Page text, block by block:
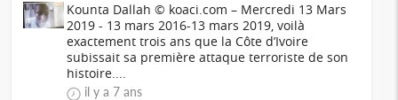
Kounta Dallah © koaci.com – Mercredi 13 Mars
2019 - 13 mars 2016-13 mars 2019, voilà
exactement trois ans que la Côte d’Ivoire
subissait sa première attaque terroriste de son
histoire....
il y a 7 ans